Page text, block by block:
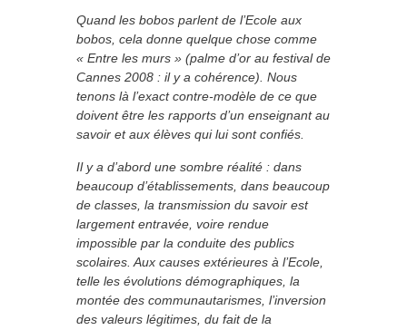
Quand les bobos parlent de l’Ecole aux
bobos, cela donne quelque chose comme
« Entre les murs » (palme d’or au festival de
Cannes 2008 : il y a cohérence). Nous
tenons là l’exact contre-modèle de ce que
doivent être les rapports d’un enseignant au
savoir et aux élèves qui lui sont confiés.
Il y a d’abord une sombre réalité : dans
beaucoup d’établissements, dans beaucoup
de classes, la transmission du savoir est
largement entravée, voire rendue
impossible par la conduite des publics
scolaires. Aux causes extérieures à l’Ecole,
telle les évolutions démographiques, la
montée des communautarismes, l’inversion
des valeurs légitimes, du fait de la